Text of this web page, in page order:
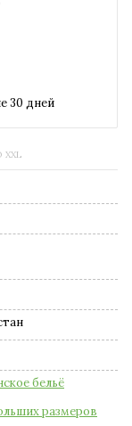
30 дней
XXL
бельё
размеров